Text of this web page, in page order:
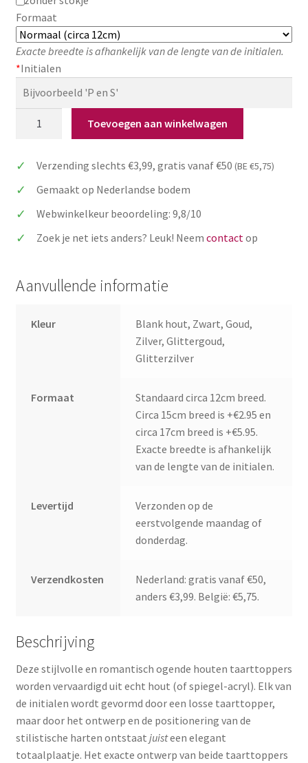
Formaat
Exacte breedte is afhankelijk van de lengte van de initialen.
*Initialen
initialen
kleine
voor
bruidstaart
Toevoegen aan winkelwagen
Verzending slechts €3,99, gratis vanaf €50 (BE €5,75)
Gemaakt op Nederlandse bodem
Webwinkelkeur beoordeling: 9,8/10
Zoek je net iets anders? Leuk! Neem contact op
Aanvullende informatie
Kleur
Blank hout, Zwart, Goud,
Zilver, Glittergoud,
Glitterzilver
Formaat
Standaard circa 12cm breed.
Circa 15cm breed is +€2.95 en
circa 17cm breed is +€5.95.
Exacte breedte is afhankelijk
van de lengte van de initialen.
Levertijd
Verzonden op de
eerstvolgende maandag of
donderdag.
Verzendkosten
Nederland: gratis vanaf €50,
anders €3,99. België: €5,75.
Beschrijving
Deze stijlvolle en romantisch ogende houten taarttoppers
worden vervaardigd uit echt hout (of spiegel-acryl). Elk van
de initialen wordt gevormd door een losse taarttopper,
maar door het ontwerp en de positionering van de
stilistische harten ontstaat juisteen elegant
totaalplaatje. Het exacte ontwerp van beide taarttoppers